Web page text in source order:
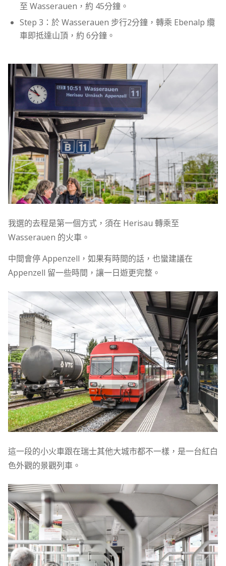
至 Wasserauen，約 45分鐘。
Step 3：於 Wasserauen 步行2分鐘，轉乘 Ebenalp 纜
車即抵達山頂，約 6分鐘。
我選的去程是第一個方式，須在 Herisau 轉乘至
Wasserauen 的火車。
中間會停 Appenzell，如果有時間的話，也蠻建議在
Appenzell 留一些時間，讓一日遊更完整。
這一段的小火車跟在瑞士其他大城市都不一樣，是一台紅白
色外觀的景觀列車。